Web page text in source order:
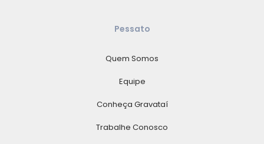
Pessato
Quem Somos
Equipe
Conheça Gravataí
Trabalhe Conosco